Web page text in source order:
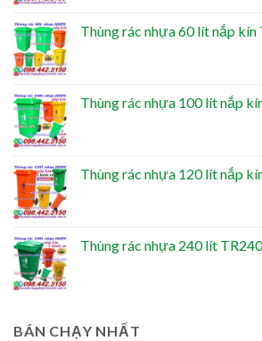
Thùng rác nhựa 60 lít nắp kín
Thùng rác nhựa 100 lít nắp
Thùng rác nhựa 120 lít nắp
Thùng rác nhựa 240 lít TR240
BÁN CHẠY NHẤT